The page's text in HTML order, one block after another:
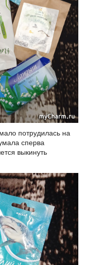
потрудилась на
сперва
выкинуть